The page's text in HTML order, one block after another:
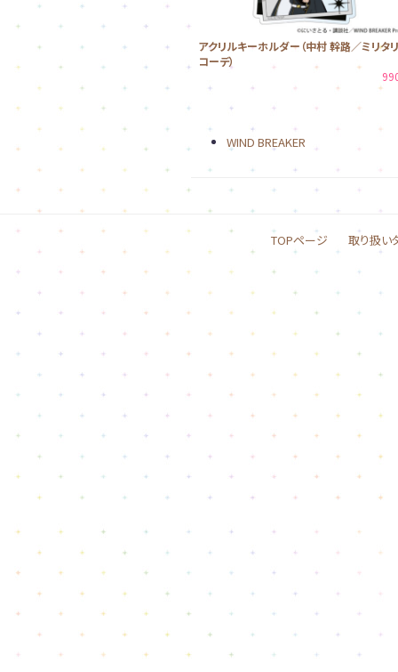
アクリルキーホルダー（中村 幹路／ミリタ
コーデ）
WIND BREAKER
TOPページ 取り扱い